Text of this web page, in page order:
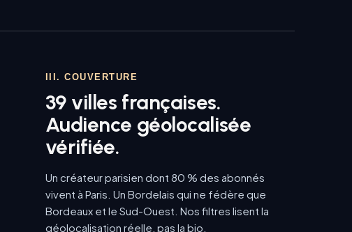
III. COUVERTURE
39 villes françaises.
Audience géolocalisée
vérifiée.
Un créateur parisien dont 80 % des abonnés
vivent à Paris. Un Bordelais qui ne fédère que
Bordeaux et le Sud-Ouest. Nos filtres lisent la
géolocalisation réelle, pas la bio.